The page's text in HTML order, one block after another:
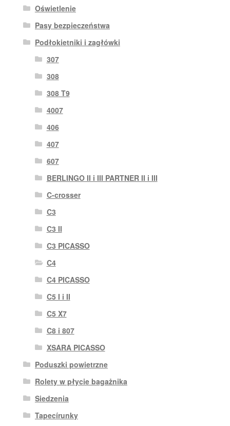
Oświetlenie
Pasy bezpieczeństwa
Podłokietniki i zagłówki
307
308
308 T9
4007
406
407
607
BERLINGO II i III PARTNER II i III
C-crosser
C3
C3 II
C3 PICASSO
C4
C4 PICASSO
C5 I i II
C5 X7
C8 i 807
XSARA PICASSO
Poduszki powietrzne
Rolety w płycie bagażnika
Siedzenia
Tapecírunky